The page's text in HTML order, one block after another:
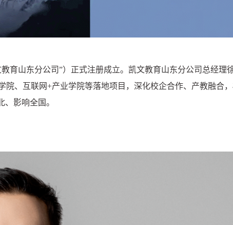
育山东分公司”）正式注册成立。凯文教育山东分公司总经理
、互联网+产业学院等落地项目，深化校企合作、产教融合
影响全国。